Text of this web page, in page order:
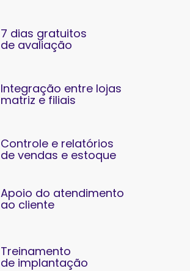
7 dias gratuitos
de avaliação
Integração entre lojas
matriz e filiais
Controle e relatórios
de vendas e estoque
Apoio do atendimento
ao cliente
Treinamento
de implantação